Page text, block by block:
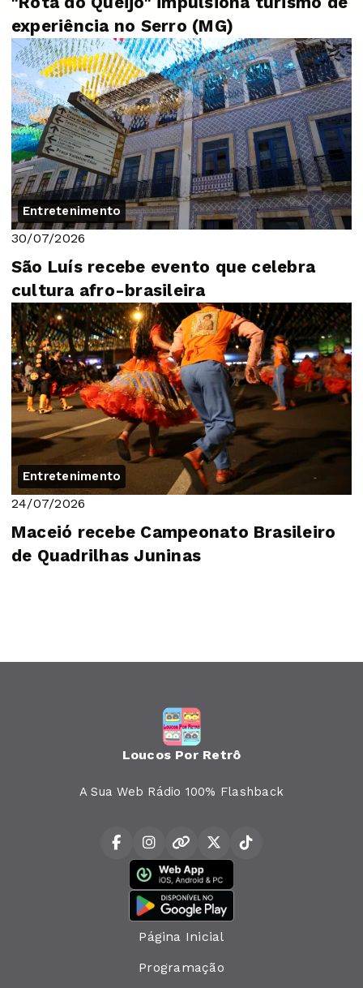
experiência no Serro (MG)
Entretenimento
30/07/2026
São Luís recebe evento que celebra
cultura afro-brasileira
Entretenimento
24/07/2026
Maceió recebe Campeonato Brasileiro
de Quadrilhas Juninas
Loucos Por Retrô
A Sua Web Rádio 100% Flashback
Página Inicial
Programação